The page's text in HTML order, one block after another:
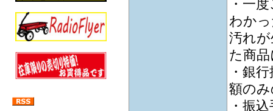
・一
わか
汚れ
た商
・銀
額の
・振